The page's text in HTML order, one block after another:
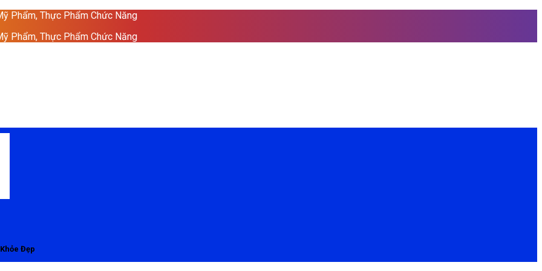
Phẩm, Thực Phẩm Chức Năng
Phẩm, Thực Phẩm Chức Năng
Đẹp